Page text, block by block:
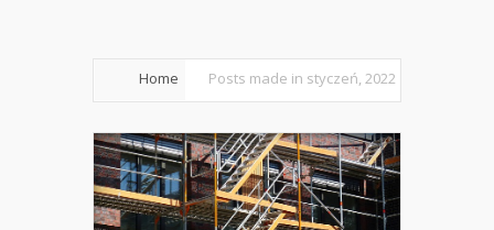
Home Posts made in styczeń, 2022